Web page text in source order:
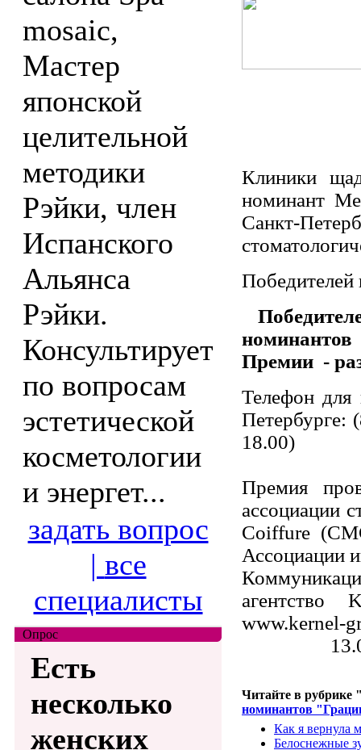
mosaic,
Мастер
японской
целительной
методики
Рэйки, член
Испанского
Альянса
Рэйки.
Консультирует
по вопросам
эстетической
косметологии
и энергет...
задать вопрос
| все
специалисты
Опрос
Есть
несколько
женских
Клиники
номинант
Санкт-
Премии -
Телефон для
Петербурге:
18.00)
Премия
ассоциации
Coiffure
Ассоциации
агентство
www.kernel-
Читайте в рубрике
номинантов
Как я вернула
Белоснежные